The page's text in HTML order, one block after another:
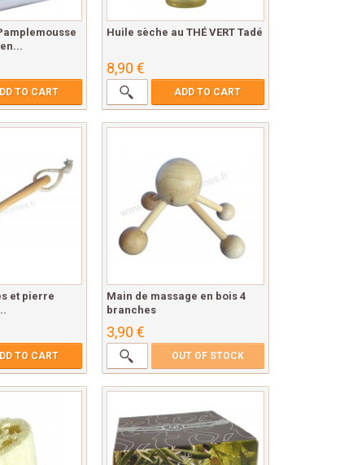
TO CART
Huile sèche au THÉ VERT Tadé
8,90 €
ADD TO CART
et pierre
TO CART
Main de massage en bois 4
branches
3,90 €
OUT OF STOCK